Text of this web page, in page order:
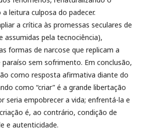
leitura culposa do padecer.
a crítica às promessas seculares de
assumidas pela tecnociência),
formas de narcose que replicam a
paraíso sem sofrimento. Em conclusão,
como resposta afirmativa diante do
como “criar” é a grande libertação
seria empobrecer a vida; enfrentá-la e
é, ao contrário, condição de
e autenticidade.